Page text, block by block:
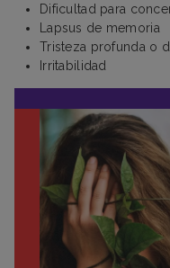
Dificultad para
Lapsus de memoria
Tristeza profunda o
Irritabilidad